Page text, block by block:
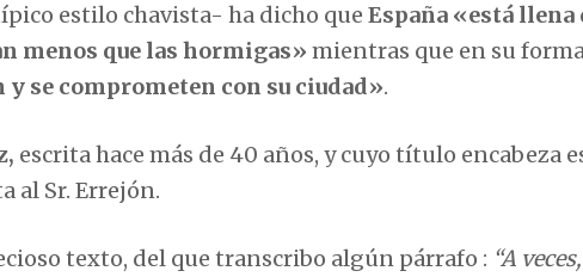
estilo chavista- ha dicho que España «está llena
menos que las hormigas» mientras que en su
y se comprometen con su ciudad».
escrita hace más de 40 años, y cuyo título encabeza
al Sr. Errejón.
texto, del que transcribo algún párrafo : “A